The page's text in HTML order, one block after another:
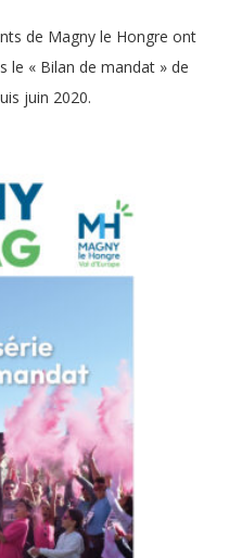
de Magny le Hongre ont
le « Bilan de mandat » de
juin 2020.